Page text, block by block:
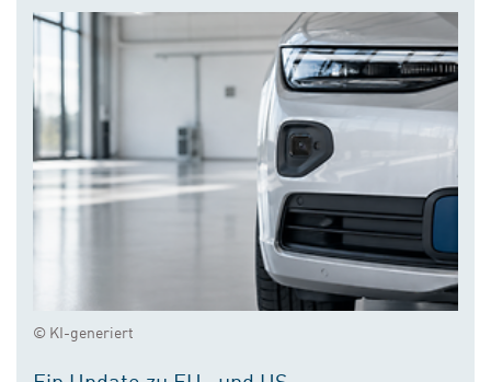
© KI-generiert